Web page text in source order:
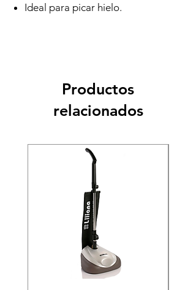
Ideal para picar hielo.
Productos
relacionados